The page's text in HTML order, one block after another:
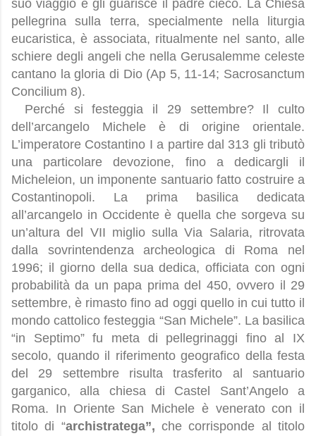
suo viaggio e gli guarisce il padre cieco. La Chiesa
pellegrina sulla terra, specialmente nella liturgia
eucaristica, è associata, ritualmente nel santo, alle
schiere degli angeli che nella Gerusalemme celeste
cantano la gloria di Dio (Ap 5, 11-14; Sacrosanctum
Concilium 8).
Perché si festeggia il 29 settembre? Il culto
dell’arcangelo Michele è di origine orientale.
L’imperatore Costantino I a partire dal 313 gli tributò
una particolare devozione, fino a dedicargli il
Micheleion, un imponente santuario fatto costruire a
Costantinopoli. La prima basilica dedicata
all’arcangelo in Occidente è quella che sorgeva su
un’altura del VII miglio sulla Via Salaria, ritrovata
dalla sovrintendenza archeologica di Roma nel
1996; il giorno della sua dedica, officiata con ogni
probabilità da un papa prima del 450, ovvero il 29
settembre, è rimasto fino ad oggi quello in cui tutto il
mondo cattolico festeggia “San Michele”. La basilica
“in Septimo” fu meta di pellegrinaggi fino al IX
secolo, quando il riferimento geografico della festa
del 29 settembre risulta trasferito al santuario
garganico, alla chiesa di Castel Sant’Angelo a
Roma. In Oriente San Michele è venerato con il
titolo di “archistratega”,che corrisponde al titolo